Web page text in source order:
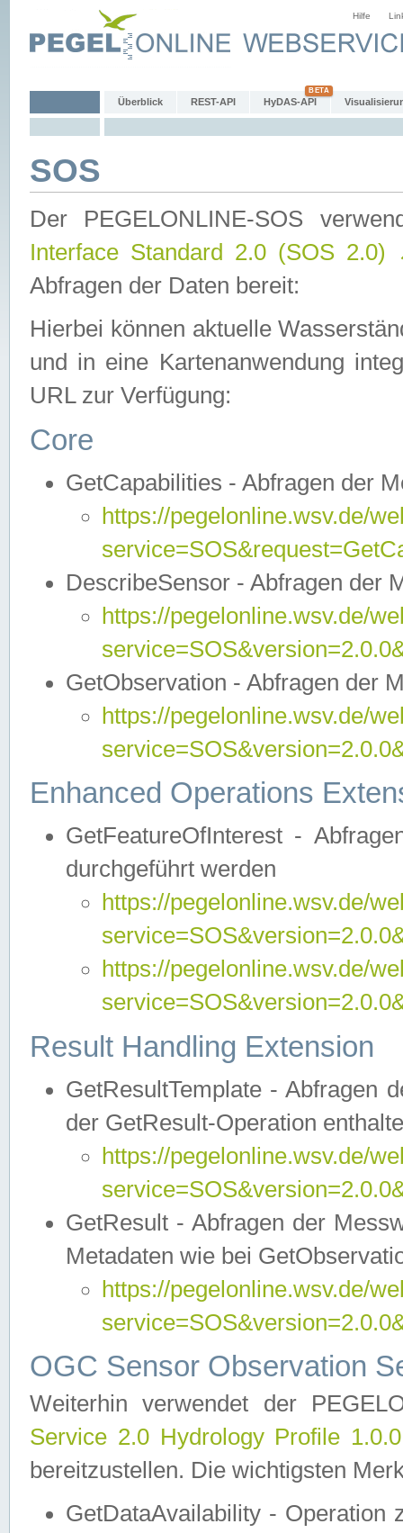
Hilfe
Überblick REST-API HyDAS-API
SOS
Der PEGELONLINE-SOS
Interface Standard 2.0 (SOS 2.0)
Abfragen der Daten bereit:
Hierbei können aktuelle
und in eine Kartenanwendung
URL zur Verfügung:
Core
GetCapabilities - Abfragen der
https://pegelonline.wsv.de/
DescribeSensor - Abfragen der
https://pegelonline.wsv.de/
GetObservation - Abfragen der
https://pegelonline.wsv.de/
Enhanced Operations
GetFeatureOfInterest -
durchgeführt werden
https://pegelonline.wsv.de/
https://pegelonline.wsv.de/
Result Handling Extension
GetResultTemplate - Abfragen
der GetResult-Operation
https://pegelonline.wsv.de/
GetResult - Abfragen der
Metadaten wie bei
https://pegelonline.wsv.de/
OGC Sensor Observation
Weiterhin verwendet der
Service 2.0 Hydrology Profile
bereitzustellen. Die wichtigsten
GetDataAvailability - Operation